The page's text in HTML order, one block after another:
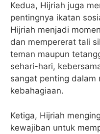
Kedua, Hijriah juga
pentingnya ikatan
Hijriah menjadi
dan mempererat tali
teman maupun
sehari-hari,
sangat penting dalam
kebahagiaan.
Ketiga, Hijriah
kewajiban untuk